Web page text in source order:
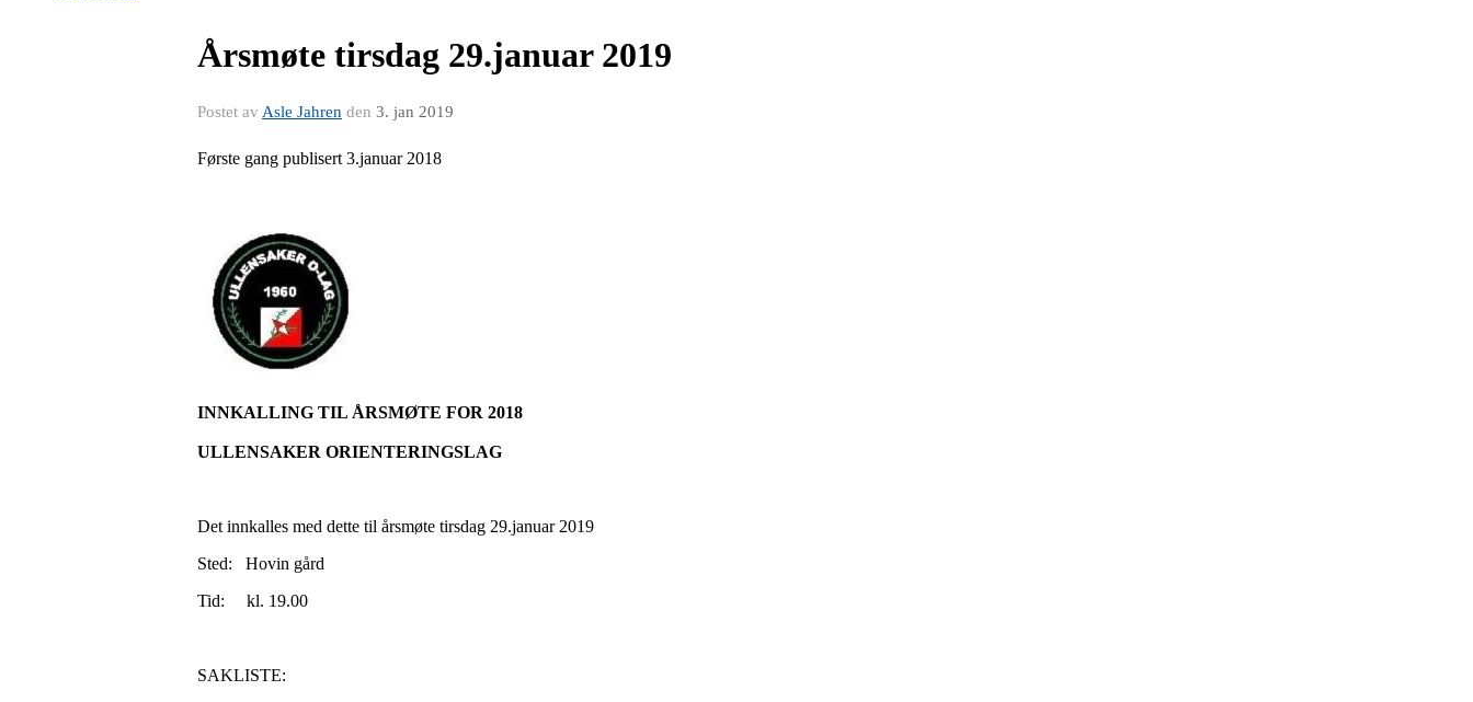
Årsmøte tirsdag 29.januar 2019
Postet av Asle Jahren den 3. jan 2019
Første gang publisert 3.januar 2018
INNKALLING TIL ÅRSMØTE FOR 2018
ULLENSAKER ORIENTERINGSLAG
Det innkalles med dette til årsmøte tirsdag 29.januar 2019
Sted: Hovin gård
Tid: kl. 19.00
SAKLISTE: